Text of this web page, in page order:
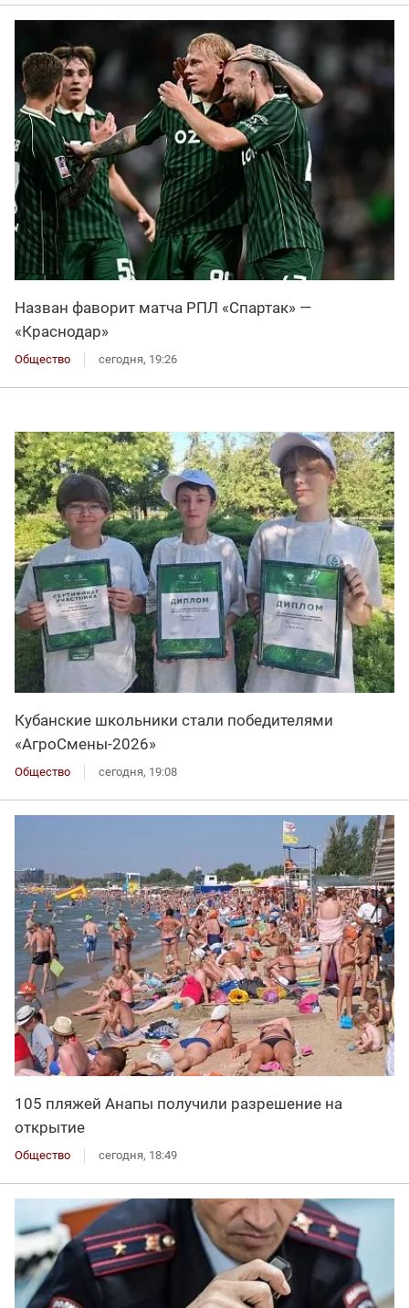
Назван фаворит матча РПЛ «Спартак» —
«Краснодар»
Общество сегодня, 19:26
Кубанские школьники стали победителями
«АгроСмены-2026»
Общество сегодня, 19:08
105 пляжей Анапы получили разрешение на
открытие
Общество сегодня, 18:49